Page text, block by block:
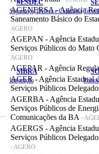
SESDEC
Segurança, Defesa e Cidadania
SIBRA
Integração
AGENERSA - Agência
Saneamento Básico do
AGERO
AGEPAN - Agência
Serviços Públicos do Mato
AGERO
AGEPAR - Agência
AGER - Agência Estadual
Serviços Públicos
AGERBA - Agência
Serviços Públicos de
Comunicações da BA -
AGERGS - Agência
Serviços Públicos
- AGERO